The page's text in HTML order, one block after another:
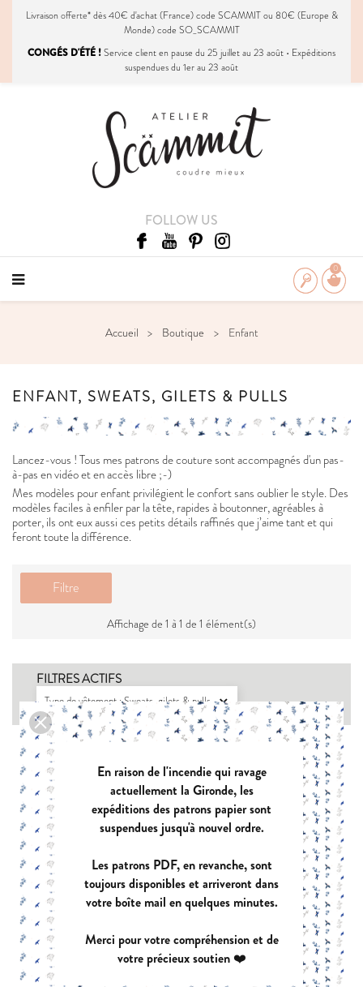
Livraison offerte* dès 40€ d'achat (France) code SCAMMIT ou 80€ (Europe &
Monde) code SO_SCAMMIT
CONGÉS D'ÉTÉ !Service client en pause du 25 juillet au 23 août • Expéditions
suspendues du 1er au 23 août
FOLLOW US
0
Accueil Boutique Enfant
ENFANT, SWEATS, GILETS & PULLS
Lancez-vous ! Tous mes patrons de couture sont accompagnés d'un pas-
à-pas en vidéo et en accès libre ;-)
Mes modèles pour enfant privilégient le confort sans oublier le style. Des
modèles faciles à enfiler par la tête, rapides à boutonner, agréables à
porter, ils ont eux aussi ces petits détails raffinés que j’aime tant et qui
feront toute la différence.
Filtre
Affichage de 1 à 1 de 1 élément(s)
FILTRES ACTIFS
Type de vêtement : Sweats, gilets & pulls 
En raison de l'incendie qui ravage
actuellement la Gironde, les
expéditions des patrons papier sont
suspendues jusqu'à nouvel ordre.
Les patrons PDF, en revanche, sont
toujours disponibles et arriveront dans
votre boîte mail en quelques minutes.
Merci pour votre compréhension et de
votre précieux soutien ❤️